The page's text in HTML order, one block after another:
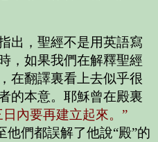
出，聖經不是用英語寫
，如果我們在解釋聖經
在翻譯裏看上去似乎很
的本意。耶穌曾在殿裏
內要再建立起來。”
他們都誤解了他說“殿”的